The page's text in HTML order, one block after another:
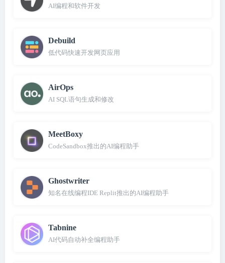
AI编程和软件开发
Debuild
低代码快速开发网页应用
AirOps
AI SQL语句生成和修改
MeetBoxy
CodeSandbox推出的AI编程助手
Ghostwriter
知名在线编程IDE Replit推出的AI编程助手
Tabnine
AI代码自动补全编程助手